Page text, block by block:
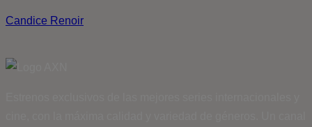
Candice Renoir